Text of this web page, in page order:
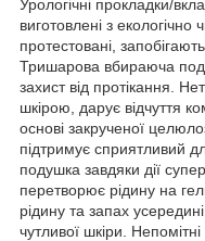
Урологічні прокладки/
виготовлені з
протестовані,
Тришарова вбираюча
захист від протікання.
шкірою, дарує відчуття
основі закрученої
підтримує сприятливий
подушка завдяки дії
перетворює рідину на
рідину та запах
чутливої шкіри.